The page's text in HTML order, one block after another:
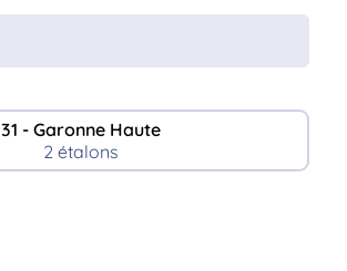
31 - Garonne Haute
2 étalons